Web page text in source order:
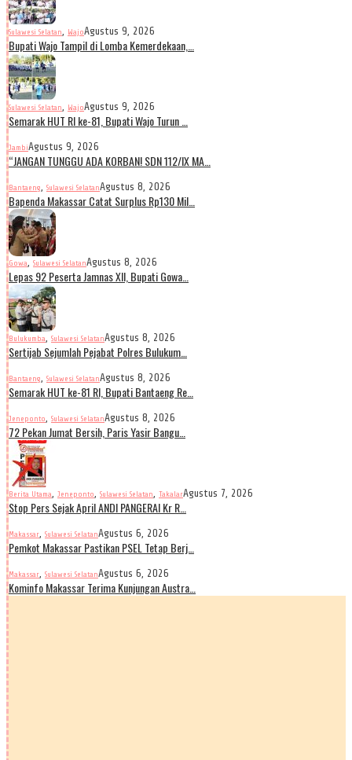
Sulawesi Selatan, WajoAgustus 9, 2026
Bupati Wajo Tampil di Lomba Kemerdekaan,…
Sulawesi Selatan, WajoAgustus 9, 2026
Semarak HUT RI ke-81, Bupati Wajo Turun …
JambiAgustus 9, 2026
“JANGAN TUNGGU ADA KORBAN! SDN 112/IX MA…
Bantaeng, Sulawesi SelatanAgustus 8, 2026
Bapenda Makassar Catat Surplus Rp130 Mil…
Gowa, Sulawesi SelatanAgustus 8, 2026
Lepas 92 Peserta Jamnas XII, Bupati Gowa…
Bulukumba, Sulawesi SelatanAgustus 8, 2026
Sertijab Sejumlah Pejabat Polres Bulukum…
Bantaeng, Sulawesi SelatanAgustus 8, 2026
Semarak HUT ke-81 RI, Bupati Bantaeng Re…
Jeneponto, Sulawesi SelatanAgustus 8, 2026
72 Pekan Jumat Bersih, Paris Yasir Bangu…
Berita Utama, Jeneponto, Sulawesi Selatan, TakalarAgustus 7, 2026
Stop Pers Sejak April ANDI PANGERAI Kr R…
Makassar, Sulawesi SelatanAgustus 6, 2026
Pemkot Makassar Pastikan PSEL Tetap Berj…
Makassar, Sulawesi SelatanAgustus 6, 2026
Kominfo Makassar Terima Kunjungan Austra…